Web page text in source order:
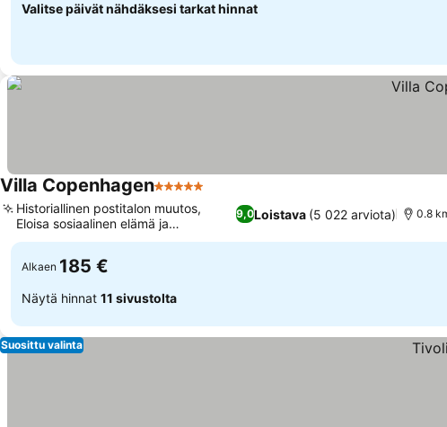
Valitse päivät nähdäksesi tarkat hinnat
Villa Copenhagen5 Tähtiluokitus
9,0Loistava (5 022 arviota)
Historiallinen postitalon muutos,
Eloisa sosiaalinen elämä ja
tapahtumat
0.8
Alkaen 185 €
Näytä hinnat 11 sivustolta
Suosittu valinta